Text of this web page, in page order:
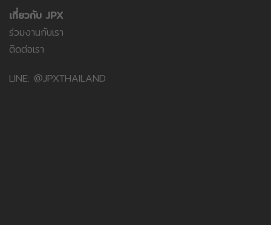
เกี่ยวกับ JPX
ร่วมงานกับเรา
ติดต่อเรา
LINE: @JPXTHAILAND